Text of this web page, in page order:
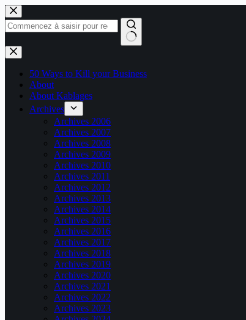
Passer
au
contenu
Aucun
résultat
50 Ways to Kill your Business
About
About Kablages
Archives
Archives 2006
Archives 2007
Archives 2008
Archives 2009
Archives 2010
Archives 2011
Archives 2012
Archives 2013
Archives 2014
Archives 2015
Archives 2016
Archives 2017
Archives 2018
Archives 2019
Archives 2020
Archives 2021
Archives 2022
Archives 2023